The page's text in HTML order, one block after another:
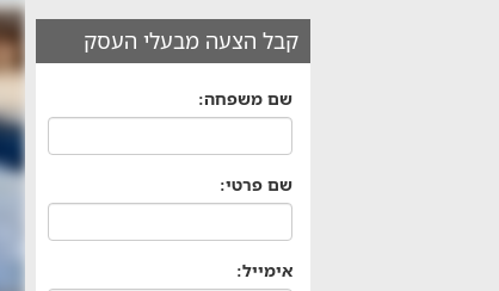
קבל הצעה מבעלי העסק
שם משפחה:
שם פרטי:
אימייל: